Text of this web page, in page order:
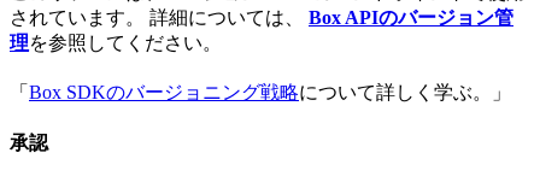
されています。 詳細については、 Box APIのバージョン管
理を参照してください。
「 Box SDKのバージョニング戦略について詳しく学ぶ。」
承認